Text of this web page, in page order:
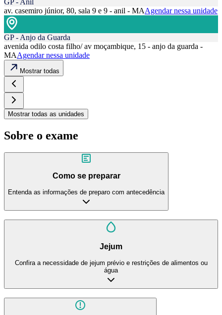
av. casemiro júnior, 80, sala 9 e 9 - anil - MAAgendar nessa unidade
GP - Anjo da Guarda
avenida odilo costa filho/ av moçambique, 15 - anjo da guarda -
MAAgendar nessa unidade
Mostrar todas
Mostrar todas as unidades
Sobre o exame
Como se preparar
Entenda as informações de preparo com antecedência
Jejum
Confira a necessidade de jejum prévio e restrições de alimentos ou
água